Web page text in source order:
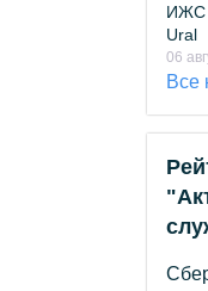
ИЖС
Ural
06
Все